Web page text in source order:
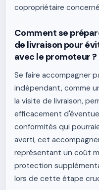
copropriétaire
Comment se
de livraison pour
avec le promoteur ?
Se faire accompagner
indépendant, comme
la visite de livraison,
efficacement
conformités qui
averti, cet
représentant un coût
protection
lors de cette étape